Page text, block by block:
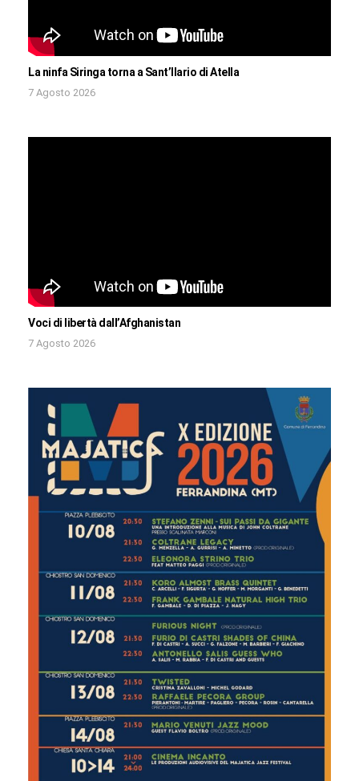
La ninfa Siringa torna a Sant’Ilario di Atella
7 Agosto 2026
Voci di libertà dall’Afghanistan
7 Agosto 2026